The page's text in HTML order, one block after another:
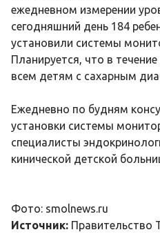
ежедневном измерении
сегодняшний день 184
установили системы
Планируется, что в
всем детям с сахарным
Ежедневно по будням
установки системы
специалисты
кинической детской
Фото: smolnews.ru
Источник: Правительство